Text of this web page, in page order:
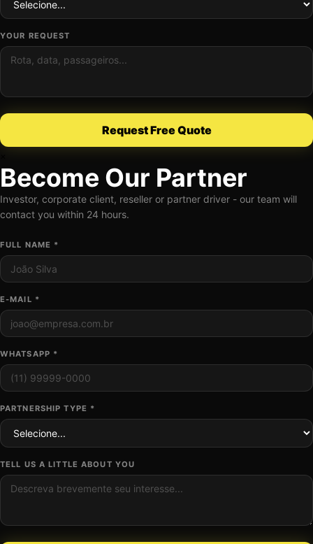
YOUR REQUEST
Request Free Quote
Become Our Partner
Investor, corporate client, reseller or partner driver - our team will
contact you within 24 hours.
FULL NAME *
E-MAIL *
WHATSAPP *
PARTNERSHIP TYPE *
TELL US A LITTLE ABOUT YOU